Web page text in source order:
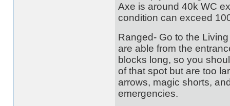
Axe is around 40k WC
condition can exceed
Ranged- Go to the
are able from the
blocks long, so you
of that spot but are too
arrows, magic shorts,
emergencies.